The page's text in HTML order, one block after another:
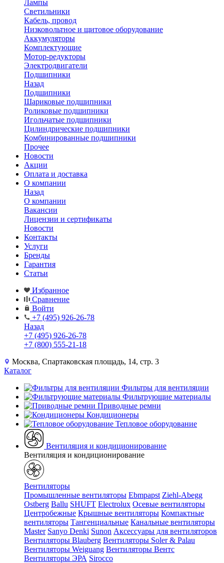
Лампы
Светильники
Кабель, провод
Низковольтное и щитовое оборудование
Аккумуляторы
Комплектующие
Мотор-редукторы
Электродвигатели
Подшипники
Назад
Подшипники
Шариковые подшипники
Роликовые подшипники
Игольчатые подшипники
Цилиндрические подшипники
Комбинированные подшипники
Прочее
Новости
Акции
Оплата и доставка
О компании
Назад
О компании
Вакансии
Лицензии и сертификаты
Новости
Контакты
Услуги
Бренды
Гарантия
Статьи
Избранное
Сравнение
Войти
+7 (495) 926-26-78
Назад
+7 (495) 926-26-78
+7 (800) 555-21-18
Москва, Спартаковская площадь, 14, стр. 3
Каталог
Фильтры для вентиляции
Фильтрующие материалы
Приводные ремни
Кондиционеры
Тепловое оборудование
Вентиляция и кондиционирование
Вентиляция и кондиционирование
Вентиляторы
Промышленные вентиляторы Ebmpapst Ziehl-Abegg
Ostberg Ballu SHUFT Electrolux Осевые вентиляторы
Центробежные Крышные вентиляторы Компактные
вентиляторы Тангенциальные Канальные вентиляторы
Master Sanyo Denki Sunon Аксессуары для вентиляторов
Вентиляторы Blauberg Вентиляторы Soler & Palau
Вентиляторы Weiguang Вентиляторы Вентс
Вентиляторы ЭРА Sirocco